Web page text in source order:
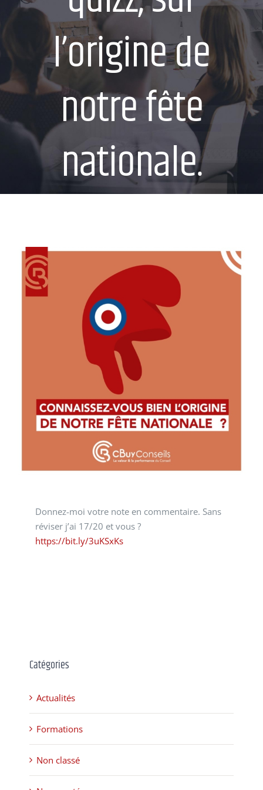
l’origine de
notre fête
nationale.
Voir
l'image
agrandie
Donnez-moi votre note en commentaire. Sans
réviser j’ai 17/20 et vous ?
https://bit.ly/3uKSxKs
Catégories
Actualités
Formations
Non classé